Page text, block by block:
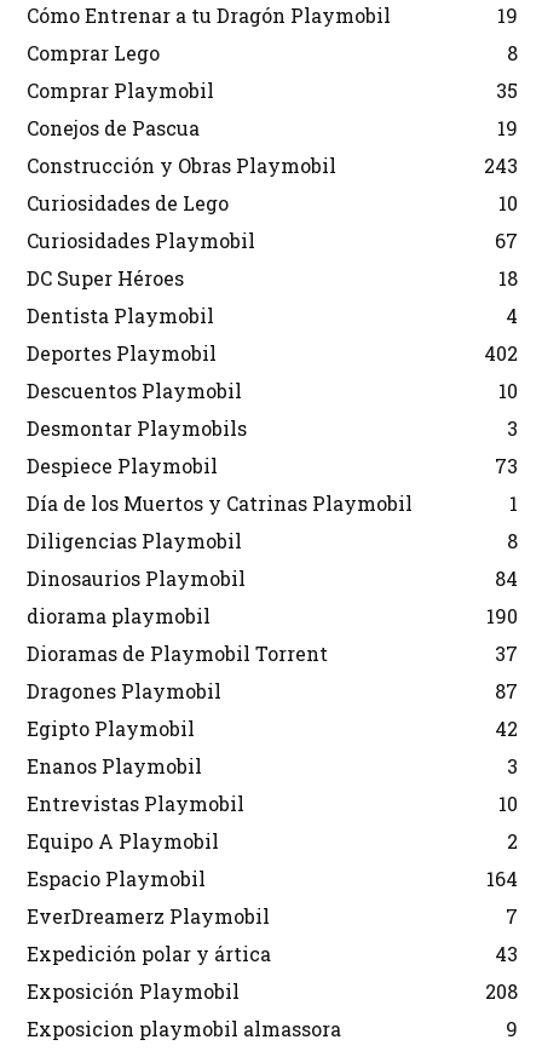
Cómo Entrenar a tu Dragón Playmobil
19
Comprar Lego
8
Comprar Playmobil
35
Conejos de Pascua
19
Construcción y Obras Playmobil
243
Curiosidades de Lego
10
Curiosidades Playmobil
67
DC Super Héroes
18
Dentista Playmobil
4
Deportes Playmobil
402
Descuentos Playmobil
10
Desmontar Playmobils
3
Despiece Playmobil
73
Día de los Muertos y Catrinas Playmobil
1
Diligencias Playmobil
8
Dinosaurios Playmobil
84
diorama playmobil
190
Dioramas de Playmobil Torrent
37
Dragones Playmobil
87
Egipto Playmobil
42
Enanos Playmobil
3
Entrevistas Playmobil
10
Equipo A Playmobil
2
Espacio Playmobil
164
EverDreamerz Playmobil
7
Expedición polar y ártica
43
Exposición Playmobil
208
Exposicion playmobil almassora
9